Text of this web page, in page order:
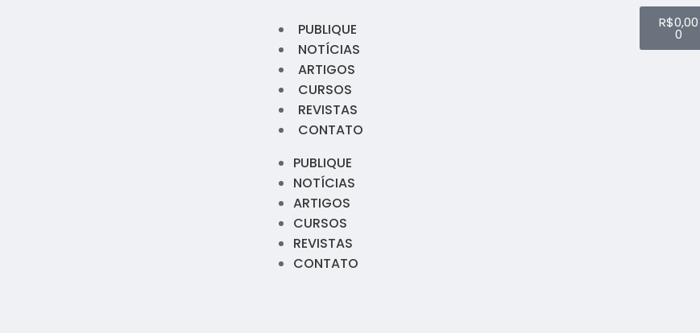
PUBLIQUE
NOTÍCIAS
ARTIGOS
CURSOS
REVISTAS
CONTATO
PUBLIQUE
NOTÍCIAS
ARTIGOS
CURSOS
REVISTAS
CONTATO
R$0,00
0